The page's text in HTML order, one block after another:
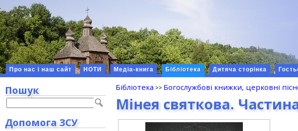
Про нас і наш сайт НОТИ Медіа-книга Бібліотека Дитяча сторінка
Бібліотека Богослужбові книжки, церковні
Мінея святкова.
Пошук
Допомога ЗСУ